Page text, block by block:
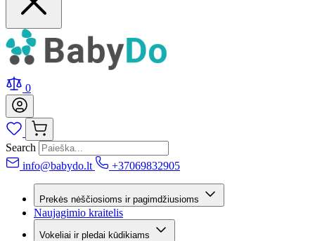
0
Search
info@babydo.lt
+37069832905
Prekės nėščiosioms ir pagimdžiusioms
Naujagimio kraitelis
Vokeliai ir pledai kūdikiams